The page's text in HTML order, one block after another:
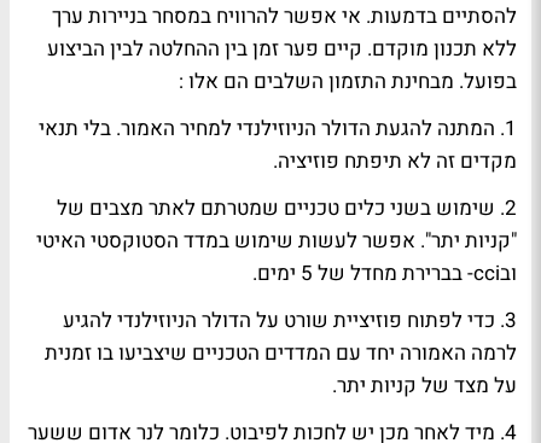
להסתיים בדמעות. אי אפשר להרוויח במסחר בניירות ערך
ללא תכנון מוקדם. קיים פער זמן בין ההחלטה לבין הביצוע
בפועל. מבחינת התזמון השלבים הם אלו :
1. המתנה להגעת הדולר הניוזילנדי למחיר האמור. בלי תנאי
מקדים זה לא תיפתח פוזיציה.
2. שימוש בשני כלים טכניים שמטרתם לאתר מצבים של
"קניות יתר". אפשר לעשות שימוש במדד הסטוקסטי האיטי
ובcci- בברירת מחדל של 5 ימים.
3. כדי לפתוח פוזיציית שורט על הדולר הניוזילנדי להגיע
לרמה האמורה יחד עם המדדים הטכניים שיצביעו בו זמנית
על מצד של קניות יתר.
4. מיד לאחר מכן יש לחכות לפיבוט. כלומר לנר אדום ששער